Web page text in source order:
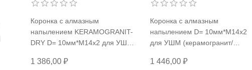
Коронка с алмазным
напылением KERAMOGRANIT-
DRY D= 10мм*М14x2 для УШМ
натуральный камень/керамика/
1 386,00 ₽
Коронка с алмазным
напылением D= 10мм*М14x2
для УШМ (керамогранит/
керамика/ бетон/кирпич), сухой/
1 446,00 ₽